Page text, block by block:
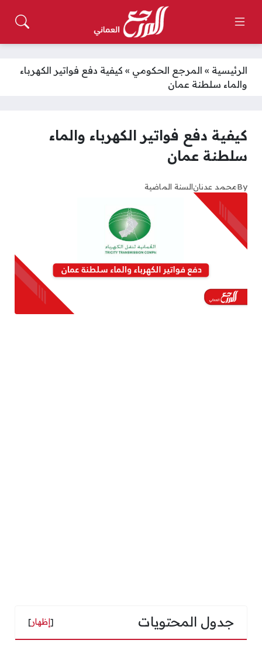
الرئيسية » المرجع الحكومي » كيفية دفع فواتير الكهرباء
والماء سلطنة عمان
كيفية دفع فواتير الكهرباء والماء
سلطنة عمان
Byمحمد عدنانالسنة الماضية
جدول المحتويات [إظهار]